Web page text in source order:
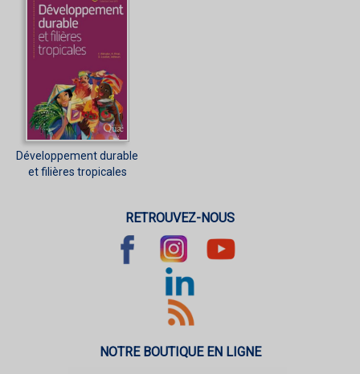
Développement durable
et filières tropicales
RETROUVEZ-NOUS
NOTRE BOUTIQUE EN LIGNE